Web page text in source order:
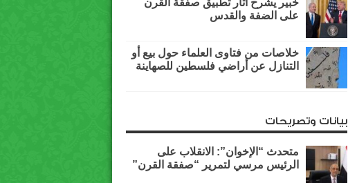
خبير يشرح آثار تطبيق صفقة القرن
على الضفة والقدس
خلاصات من فتاوى العلماء حول بيع أو
التنازل عن أراضي فلسطين للصهاينة
بيانات وتصريحات
متحدث “الإخوان”: الانقلاب على
الرئيس مرسي لتمرير “صفقة القرن”